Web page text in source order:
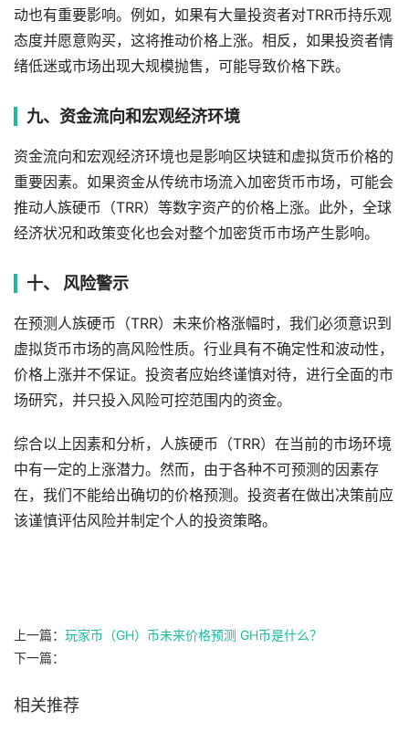
动也有重要影响。例如，如果有大量投资者对TRR币持乐观
态度并愿意购买，这将推动价格上涨。相反，如果投资者情
绪低迷或市场出现大规模抛售，可能导致价格下跌。
九、资金流向和宏观经济环境
资金流向和宏观经济环境也是影响区块链和虚拟货币价格的
重要因素。如果资金从传统市场流入加密货币市场，可能会
推动人族硬币（TRR）等数字资产的价格上涨。此外，全球
经济状况和政策变化也会对整个加密货币市场产生影响。
十、 风险警示
在预测人族硬币（TRR）未来价格涨幅时，我们必须意识到
虚拟货币市场的高风险性质。行业具有不确定性和波动性，
价格上涨并不保证。投资者应始终谨慎对待，进行全面的市
场研究，并只投入风险可控范围内的资金。
综合以上因素和分析，人族硬币（TRR）在当前的市场环境
中有一定的上涨潜力。然而，由于各种不可预测的因素存
在，我们不能给出确切的价格预测。投资者在做出决策前应
该谨慎评估风险并制定个人的投资策略。
上一篇： 玩家币（GH）币未来价格预测 GH币是什么？
下一篇：
相关推荐